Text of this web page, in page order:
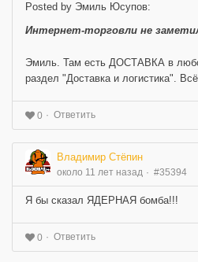
Posted by Эмиль Юсупов:
Интернет-торговли не
Эмиль. Там есть ДОСТАВКА в
раздел "Доставка и логистика".
0 Ответить
Владимир Стёпин
около 11 лет назад #35394
Я бы сказал ЯДЕРНАЯ бомба!!!
0 Ответить